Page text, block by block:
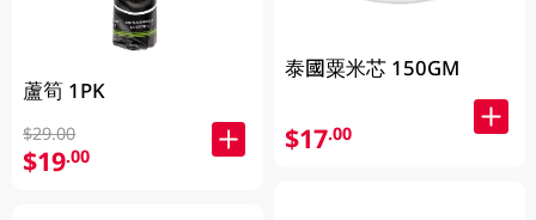
蘆筍 1PK
$29.00
$19.00
泰國粟米芯 150GM
$17.00